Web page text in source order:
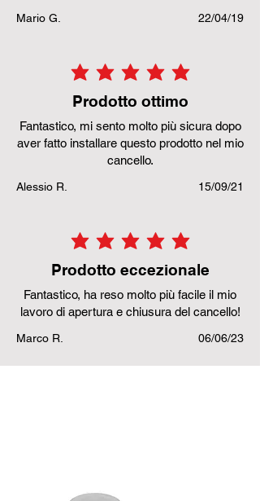
Mario G. 22/04/19
la valutazione media è 5 su
Prodotto ottimo
Fantastico, mi sento molto più sicura dopo
aver fatto installare questo prodotto nel mio
cancello.
Alessio R. 15/09/21
la valutazione media è 5 su
Prodotto eccezionale
Fantastico, ha reso molto più facile il mio
lavoro di apertura e chiusura del cancello!
Marco R. 06/06/23